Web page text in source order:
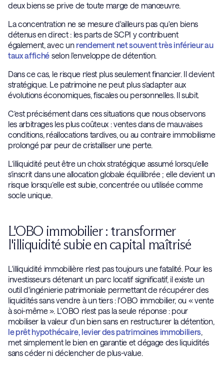
deux biens se prive de toute marge de manœuvre.
La concentration ne se mesure d'ailleurs pas qu'en biens
détenus en direct : les parts de SCPI y contribuent
également, avec un rendement net souvent très inférieur au
taux affiché selon l'enveloppe de détention.
Dans ce cas, le risque n’est plus seulement financier. Il devient
stratégique. Le patrimoine ne peut plus s’adapter aux
évolutions économiques, fiscales ou personnelles. Il subit.
C’est précisément dans ces situations que nous observons
les arbitrages les plus coûteux : ventes dans de mauvaises
conditions, réallocations tardives, ou au contraire immobilisme
prolongé par peur de cristalliser une perte.
L’illiquidité peut être un choix stratégique assumé lorsqu’elle
s’inscrit dans une allocation globale équilibrée ; elle devient un
risque lorsqu’elle est subie, concentrée ou utilisée comme
socle unique.
L'OBO immobilier : transformer
l'illiquidité subie en capital maîtrisé
L'illiquidité immobilière n'est pas toujours une fatalité. Pour les
investisseurs détenant un parc locatif significatif, il existe un
outil d'ingénierie patrimoniale permettant de récupérer des
liquidités sans vendre à un tiers : l'OBO immobilier, ou « vente
à soi-même ». L'OBO n'est pas la seule réponse : pour
mobiliser la valeur d'un bien sans en restructurer la détention,
le prêt hypothécaire, levier des patrimoines immobiliers,
met simplement le bien en garantie et dégage des liquidités
sans céder ni déclencher de plus-value.